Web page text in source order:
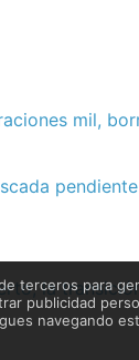
mil,
la
terceros para
publicidad
navegando